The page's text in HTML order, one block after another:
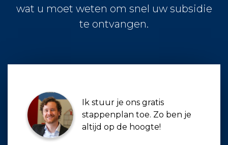
wat u moet weten om snel uw subsidie
te ontvangen.
Ik stuur je ons gratis
stappenplan toe. Zo ben je
altijd op de hoogte!